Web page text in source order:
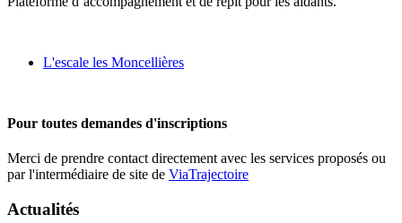
L'escale les Moncellières
Pour toutes demandes d'inscriptions
Merci de prendre contact directement avec les services proposés ou
par l'intermédiaire de site de ViaTrajectoire
Actualités